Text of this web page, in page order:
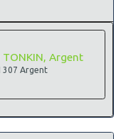
Argent
Argent